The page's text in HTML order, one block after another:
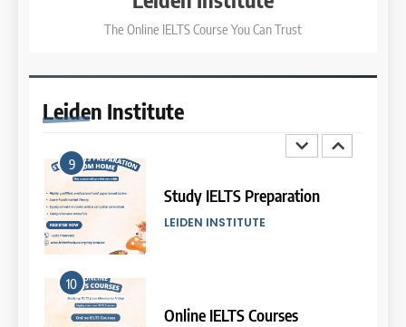
The Online IELTS Course You Can Trust
Leiden Institute
Study IELTS Practice
LEIDEN INSTITUTE
9
Study IELTS Preparation
LEIDEN INSTITUTE
10
Online IELTS Courses
4
2026
COURSE PERIODS
5
2026